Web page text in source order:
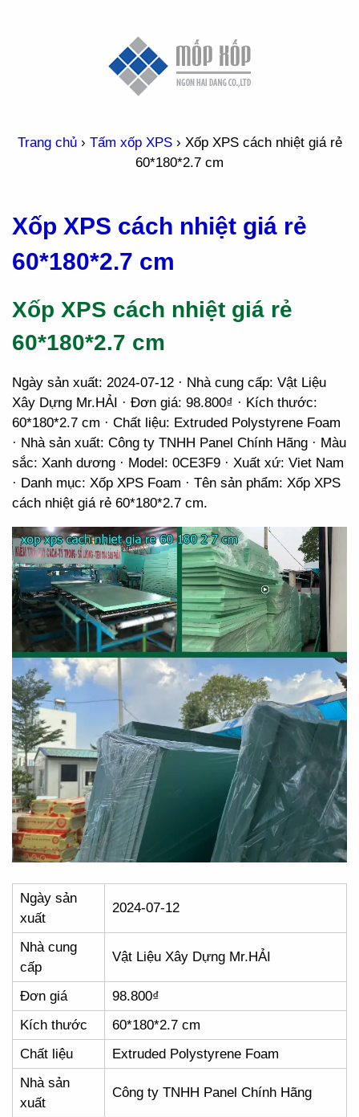
Trang chủ› Tấm xốp XPS› Xốp XPS cách nhiệt giá rẻ
60*180*2.7 cm
Xốp XPS cách nhiệt giá rẻ
60*180*2.7 cm
Xốp XPS cách nhiệt giá rẻ
60*180*2.7 cm
Ngày sản xuất: 2024-07-12 · Nhà cung cấp: Vật Liệu
Xây Dựng Mr.HẢI · Đơn giá: 98.800₫ · Kích thước:
60*180*2.7 cm · Chất liệu: Extruded Polystyrene Foam
· Nhà sản xuất: Công ty TNHH Panel Chính Hãng · Màu
sắc: Xanh dương · Model: 0CE3F9 · Xuất xứ: Viet Nam
· Danh mục: Xốp XPS Foam · Tên sản phẩm: Xốp XPS
cách nhiệt giá rẻ 60*180*2.7 cm.
Ngày sản
xuất
2024-07-12
Nhà cung
cấp
Vật Liệu Xây Dựng Mr.HẢI
Đơn giá
98.800₫
Kích thước
60*180*2.7 cm
Chất liệu
Extruded Polystyrene Foam
Nhà sản
xuất
Công ty TNHH Panel Chính Hãng